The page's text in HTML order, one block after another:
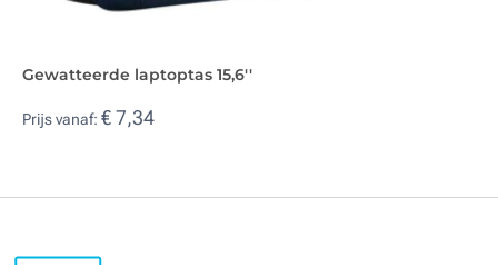
Gewatteerde laptoptas 15,6''
Prijs vanaf: € 7,34